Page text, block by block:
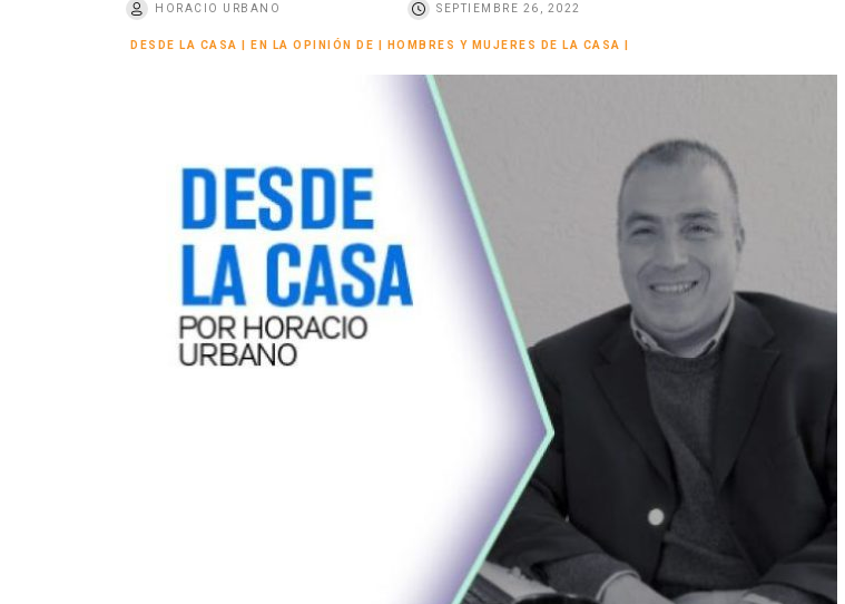
HORACIO URBANO SEPTIEMBRE 26, 2022
DESDE LA CASA EN LA OPINIÓN DE HOMBRES Y MUJERES DE LA CASA